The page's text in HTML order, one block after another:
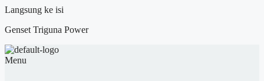
Langsung ke isi
Genset Triguna Power
Menu